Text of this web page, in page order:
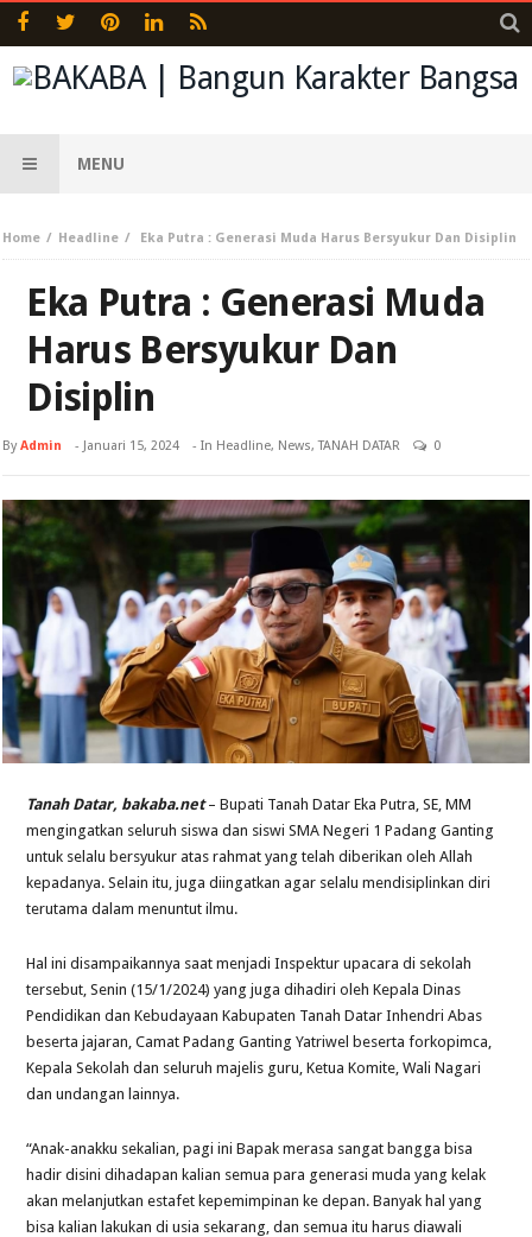
MENU
Home Headline Eka Putra : Generasi Muda Harus Bersyukur Dan Disiplin
Eka Putra : Generasi Muda
Harus Bersyukur Dan
Disiplin
ByAdmin - Januari 15, 2024 - In Headline, News,TANAH DATAR 0
Tanah Datar, bakaba.net– Bupati Tanah Datar Eka Putra, SE, MM
mengingatkan seluruh siswa dan siswi SMA Negeri 1 Padang Ganting
untuk selalu bersyukur atas rahmat yang telah diberikan oleh Allah
kepadanya. Selain itu, juga diingatkan agar selalu mendisiplinkan diri
terutama dalam menuntut ilmu.
Hal ini disampaikannya saat menjadi Inspektur upacara di sekolah
tersebut, Senin (15/1/2024) yang juga dihadiri oleh Kepala Dinas
Pendidikan dan Kebudayaan Kabupaten Tanah Datar Inhendri Abas
beserta jajaran, Camat Padang Ganting Yatriwel beserta forkopimca,
Kepala Sekolah dan seluruh majelis guru, Ketua Komite, Wali Nagari
dan undangan lainnya.
“Anak-anakku sekalian, pagi ini Bapak merasa sangat bangga bisa
hadir disini dihadapan kalian semua para generasi muda yang kelak
akan melanjutkan estafet kepemimpinan ke depan. Banyak hal yang
bisa kalian lakukan di usia sekarang, dan semua itu harus diawali